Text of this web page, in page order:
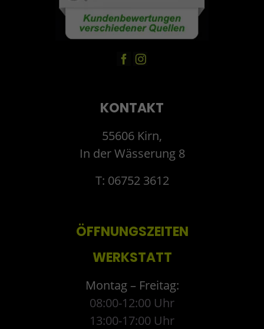
KONTAKT
55606 Kirn,
In der Wässerung 8
T: 06752 3612
ÖFFNUNGSZEITEN
WERKSTATT
Montag – Freitag:
08:00-12:00 Uhr
13:00-17:00 Uhr